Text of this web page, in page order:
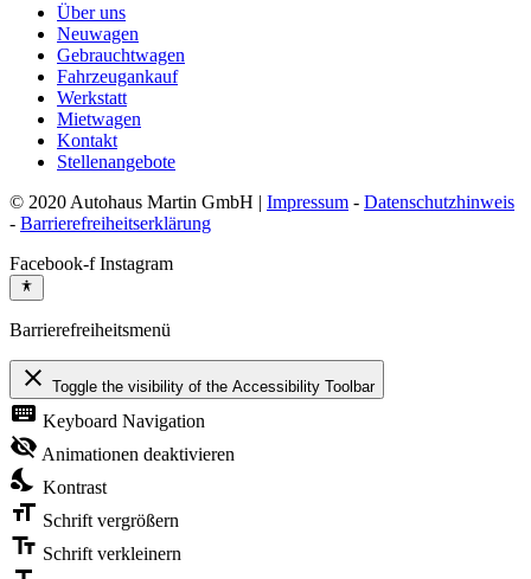
Über uns
Neuwagen
Gebrauchtwagen
Fahrzeugankauf
Werkstatt
Mietwagen
Kontakt
Stellenangebote
© 2020 Autohaus Martin GmbH | Impressum - Datenschutzhinweis
- Barrierefreiheitserklärung
Facebook-f Instagram
Barrierefreiheitsmenü
close Toggle the visibility of the Accessibility Toolbar
keyboard Keyboard Navigation
visibility_off Animationen deaktivieren
nights_stay Kontrast
format_size Schrift vergrößern
text_fields Schrift verkleinern